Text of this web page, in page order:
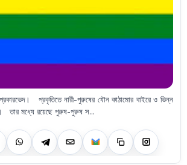
প্রকৃতিতে নারী-পুরুষের যৌন কাঠামোর বাইরে ও ভিন্ন
তার মধ্যে রয়েছে পুরুষ-পুরুষ স...